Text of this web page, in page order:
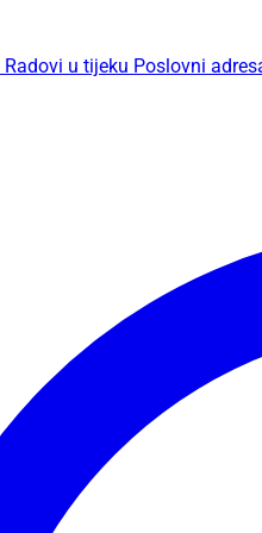
Radovi u tijeku Poslovni